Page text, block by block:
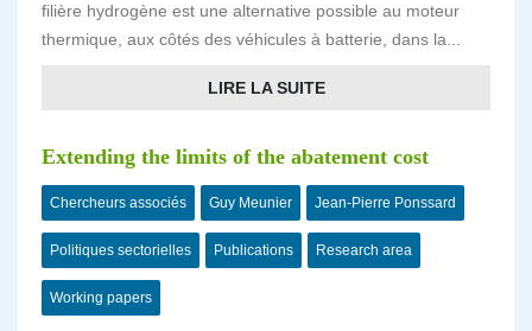
filière hydrogène est une alternative possible au moteur
thermique, aux côtés des véhicules à batterie, dans la...
LIRE LA SUITE
Extending the limits of the abatement cost
Chercheurs associés Guy Meunier Jean-Pierre Ponssard
Politiques sectorielles Publications Research area
Working papers